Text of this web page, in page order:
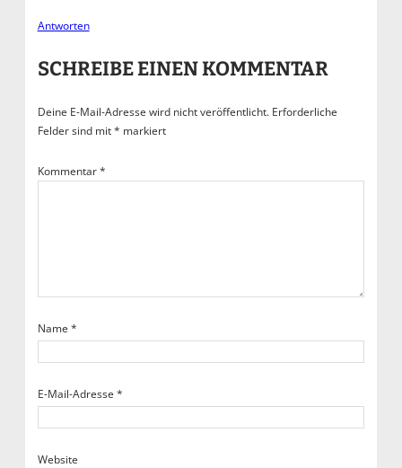
Antworten
SCHREIBE EINEN KOMMENTAR
Deine E-Mail-Adresse wird nicht veröffentlicht. Erforderliche
Felder sind mit* markiert
Kommentar*
Name *
E-Mail-Adresse *
Website